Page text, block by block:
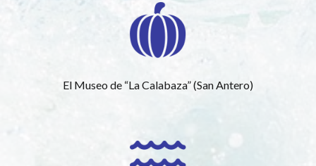
El Museo de “La Calabaza” (San Antero)